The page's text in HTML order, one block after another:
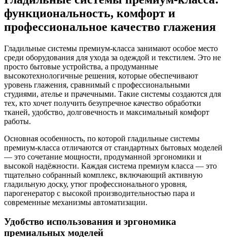
функциональность, комфорт и
профессиональное качество глажения
Гладильные системы премиум-класса занимают особое место
среди оборудования для ухода за одеждой и текстилем. Это не
просто бытовые устройства, а продуманные
высокотехнологичные решения, которые обеспечивают
уровень глажения, сравнимый с профессиональными
студиями, ателье и прачечными. Такие системы создаются для
тех, кто хочет получить безупречное качество обработки
тканей, удобство, долговечность и максимальный комфорт
работы.
Основная особенность, по которой гладильные системы
премиум-класса отличаются от стандартных бытовых моделей
— это сочетание мощности, продуманной эргономики и
высокой надёжности. Каждая система премиум класса — это
тщательно собранный комплекс, включающий активную
гладильную доску, утюг профессионального уровня,
парогенератор с высокой производительностью пара и
современные механизмы автоматизации.
Удобство использования и эргономика
премиальных моделей